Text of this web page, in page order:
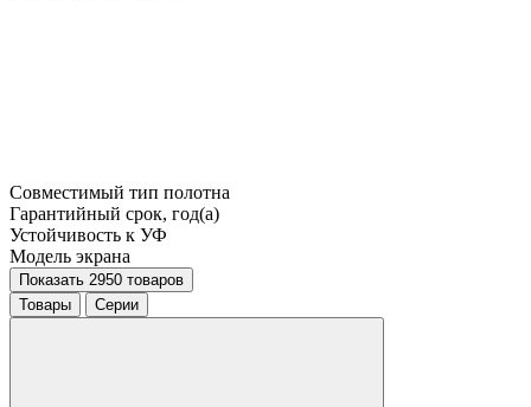
Совместимый тип полотна
Гарантийный срок, год(а)
Устойчивость к УФ
Модель экрана
Показать 2950 товаров
Товары
Серии